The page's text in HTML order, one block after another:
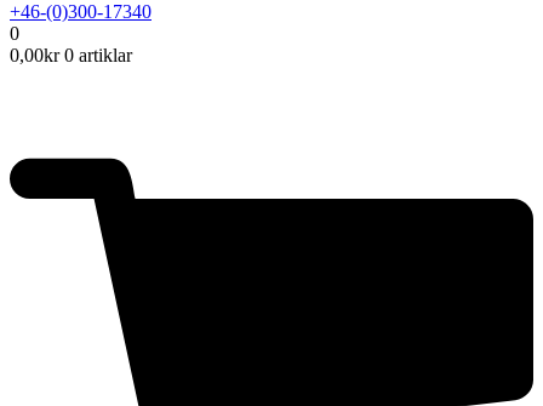
+46-(0)300-17340
0
0,00kr 0 artiklar